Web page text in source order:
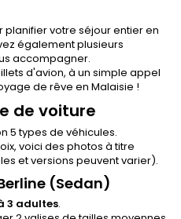
planifier votre séjour entier en
également plusieurs
accompagner.
d'avion, à un simple appel
de rêve en Malaisie !
de voiture
5 types de véhicules.
voici des photos à titre
et versions peuvent varier).
(Sedan)
3 adultes.